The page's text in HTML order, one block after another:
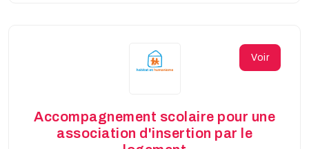
Voir
Accompagnement scolaire pour une
association d'insertion par le